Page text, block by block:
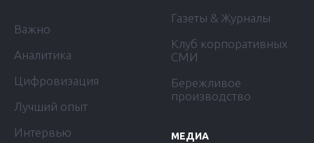
Важно
Аналитика
Цифровизация
Лучший опыт
Интервью
Газеты & Журналы
Клуб корпоративных
СМИ
Бережливое
производство
МЕДИА